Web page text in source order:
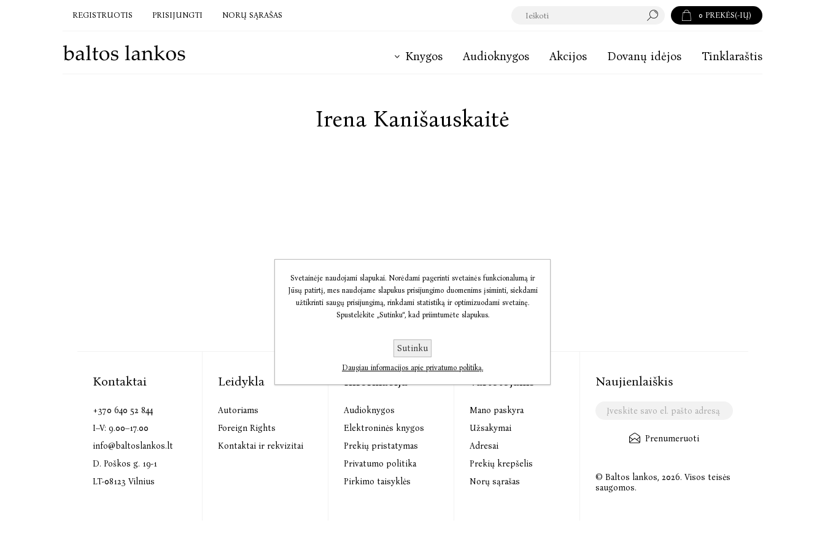
REGISTRUOTIS PRISIJUNGTI NORŲ SĄRAŠAS 0 PREKĖS(-IŲ)
Knygos Audioknygos Akcijos Dovanų idėjos Tinklaraštis
Irena Kanišauskaitė
Kontaktai
+370 640 52 844
I–V: 9.00–17.00
info@baltoslankos.lt
D. Poškos g. 19-1
LT-08123 Vilnius
Leidykla
Autoriams
Foreign Rights
Kontaktai ir rekvizitai
Informacija
Audioknygos
Elektroninės knygos
Prekių pristatymas
Privatumo politika
Pirkimo taisyklės
Vartotojams
Mano paskyra
Užsakymai
Adresai
Prekių krepšelis
Norų sąrašas
Naujienlaiškis
Prenumeruoti
© Baltos lankos, 2026. Visos teisės
saugomos.
Svetainėje naudojami slapukai. Norėdami pagerinti svetainės funkcionalumą ir
Jūsų patirtį, mes naudojame slapukus prisijungimo duomenims įsiminti, siekdami
užtikrinti saugų prisijungimą, rinkdami statistiką ir optimizuodami svetainę.
Spustelėkite „Sutinku“, kad priimtumėte slapukus.
Sutinku
Daugiau informacijos apie privatumo politiką.